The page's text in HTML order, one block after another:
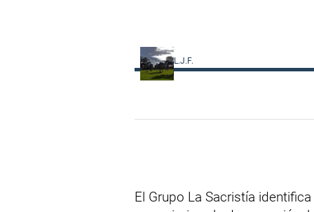
L.J.F.
El Grupo La Sacristía